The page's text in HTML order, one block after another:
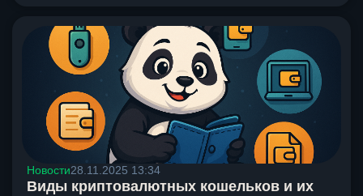
Новости28.11.2025 13:34
Виды криптовалютных кошельков и их